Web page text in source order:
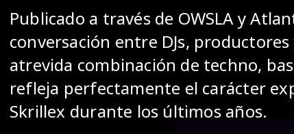
Publicado a través de OWSLA y
conversación entre DJs,
atrevida combinación de techno,
refleja perfectamente el carácter
Skrillex durante los últimos años.